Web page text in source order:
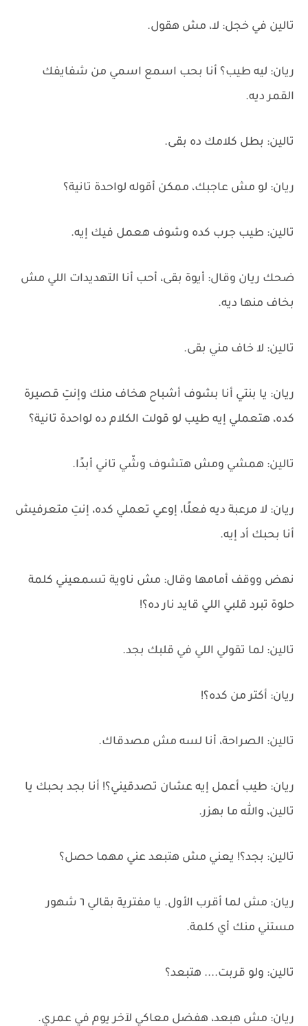
تالين في خجل: لا، مش هقول.
ريان: ليه طيب؟ أنا بحب اسمع اسمي من شفايفك
القمر ديه.
تالين: بطل كلامك ده بقى.
ريان: لو مش عاجبك، ممكن أقوله لواحدة تانية؟
تالين: طيب جرب كده وشوف هعمل فيك إيه.
ضحك ريان وقال: أيوة بقى، أحب أنا التهديدات اللي مش
بخاف منها ديه.
تالين: لا خاف مني بقى.
ريان: يا بنتي أنا بشوف أشباح هخاف منك وإنتِ قصيرة
كده، هتعملي إيه طيب لو قولت الكلام ده لواحدة تانية؟
تالين: همشي ومش هتشوف وشّي تاني أبدًا.
ريان: لا مرعبة ديه فعلًا، إوعي تعملي كده، إنتِ متعرفيش
أنا بحبك أد إيه.
نهض ووقف أمامها وقال: مش ناوية تسمعيني كلمة
حلوة تبرد قلبي اللي قايد نار ده؟!
تالين: لما تقولي اللي في قلبك بجد.
ريان: أكتر من كده؟!
تالين: الصراحة، أنا لسه مش مصدقاك.
ريان: طيب أعمل إيه عشان تصدقيني؟! أنا بجد بحبك يا
تالين، والله ما بهزر.
تالين: بجد؟! يعني مش هتبعد عني مهما حصل؟
ريان: مش لما أقرب الأول. يا مفترية بقالي ٦ شهور
مستني منك أي كلمة.
تالين: ولو قربت.... هتبعد؟
ريان: مش هبعد، هفضل معاكي لآخر يوم في عمري.